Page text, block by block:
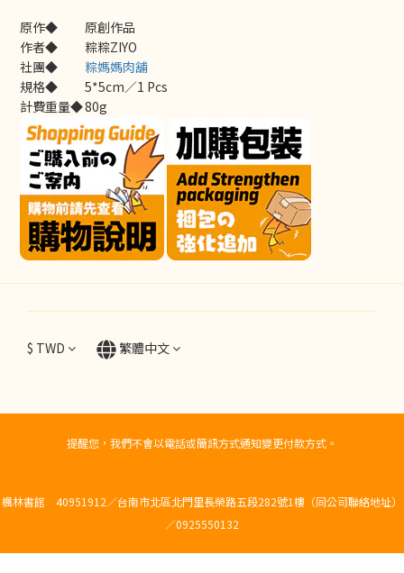
原作◆
原創作品
作者◆
粽粽ZIYO
社團◆
粽媽媽肉舖
規格◆
5*5cm／1 Pcs
計費重量◆80g
$ TWD 繁體中文
提醒您，我們不會以電話或簡訊方式通知變更付款方式。
楓林書館 40951912／台南市北區北門里長榮路五段282號1樓（同公司聯絡地址）
／0925550132